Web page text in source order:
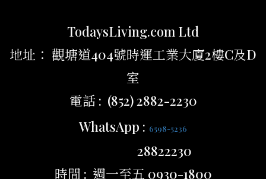
TodaysLiving.com Ltd
地址： 觀塘道404號時運工業大廈2樓C及D
室
電話 : (852) 2882-2230
WhatsApp : 6598-5236
28822230
時間 : 週一至五 0930-1800